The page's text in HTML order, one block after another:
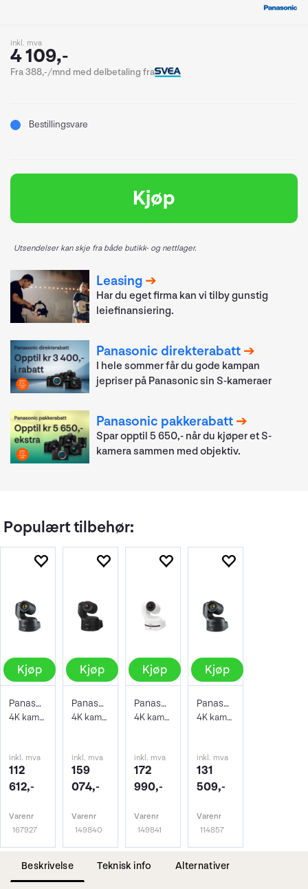
inkl. mva
4 109,-
Fra 388,-/mnd med delbetaling fra
Bestillingsvare
Kjøp
Utsendelser kan skje fra både butikk- og nettlager.
Leasing
Har du eget firma kan vi tilby gunstig
leiefinansiering.
Panasonic direkterabatt
I hele sommer får du gode kampan
jepriser på Panasonic sin S-kameraer
Panasonic pakkerabatt
Spar opptil 5 650,- når du kjøper et S-
kamera sammen med objektiv.
Populært tilbehør:
Kjøp
Panasonic AW-UE150AKEJ PTZ Black
4K kamera med HDMI og SDI
inkl. mva
112
612,-
Varenr
167927
Kjøp
Panasonic AW-UE160K PTZ Sort
4K kamera med HDMI og SDI
inkl. mva
159
074,-
Varenr
149840
Kjøp
Panasonic AW-UE160W PTZ Hvit
4K kamera med HDMI og SDI
inkl. mva
172
990,-
Varenr
149841
Kjøp
Panasonic AW-UE150K PTZ Sort
4K kamera med HDMI og SDI
inkl. mva
131
509,-
Varenr
114857
Beskrivelse Teknisk info Alternativer